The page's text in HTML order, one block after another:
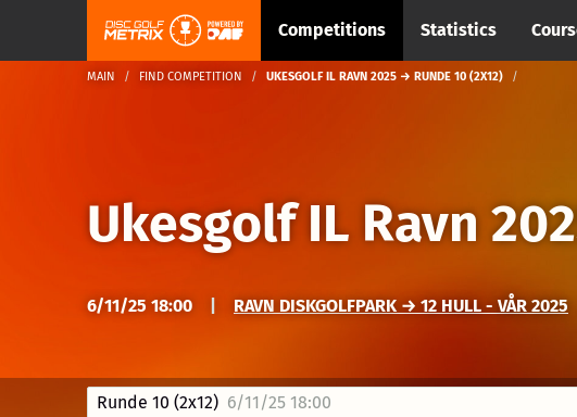
Competitions Statistics
MAIN FIND COMPETITION UKESGOLF IL RAVN 2025 → RUNDE 10 (2X12)
Ukesgolf IL Ravn
6/11/25 18:00 RAVN DISKGOLFPARK → 12 HULL - VÅR 2025
Runde 10 (2x12) 6/11/25 18:00